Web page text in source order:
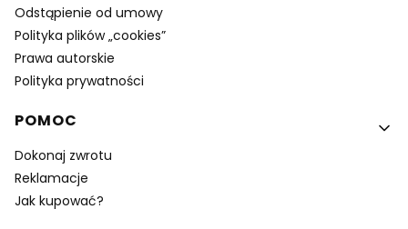
Odstąpienie od umowy
Polityka plików „cookies”
Prawa autorskie
Polityka prywatności
POMOC
Dokonaj zwrotu
Reklamacje
Jak kupować?